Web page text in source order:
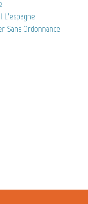
Sans Ordonnance